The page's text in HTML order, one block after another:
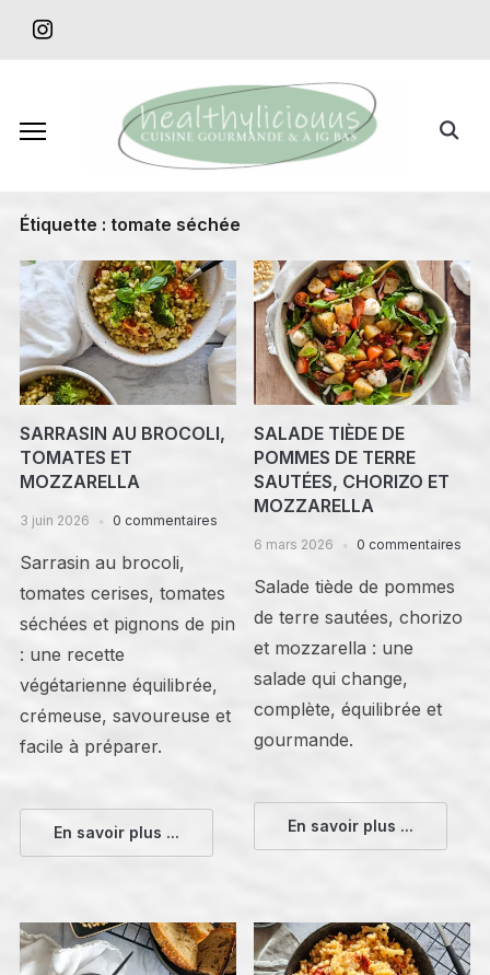
instagram
Search
Étiquette : tomate séchée
SARRASIN AU BROCOLI,
TOMATES ET
MOZZARELLA
3 juin 2026 0 commentaires
Sarrasin au brocoli,
tomates cerises, tomates
séchées et pignons de pin
: une recette
végétarienne équilibrée,
crémeuse, savoureuse et
facile à préparer.
En savoir plus ...
SALADE TIÈDE DE
POMMES DE TERRE
SAUTÉES, CHORIZO ET
MOZZARELLA
6 mars 2026 0 commentaires
Salade tiède de pommes
de terre sautées, chorizo
et mozzarella : une
salade qui change,
complète, équilibrée et
gourmande.
En savoir plus ...